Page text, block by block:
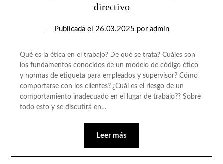
directivo
Publicada el 26.03.2025 por admin
Qué es la ética en el trabajo? De qué se trata? Cuáles son
los fundamentos conocidos de un modelo de código ético
y normas de etiqueta para empleados y supervisor? Cómo
comportarse con los clientes? ¿Cuál es el riesgo de un
comportamiento inadecuado en el lugar de trabajo?? Sobre
todo esto y se discutirá en…
Leer más